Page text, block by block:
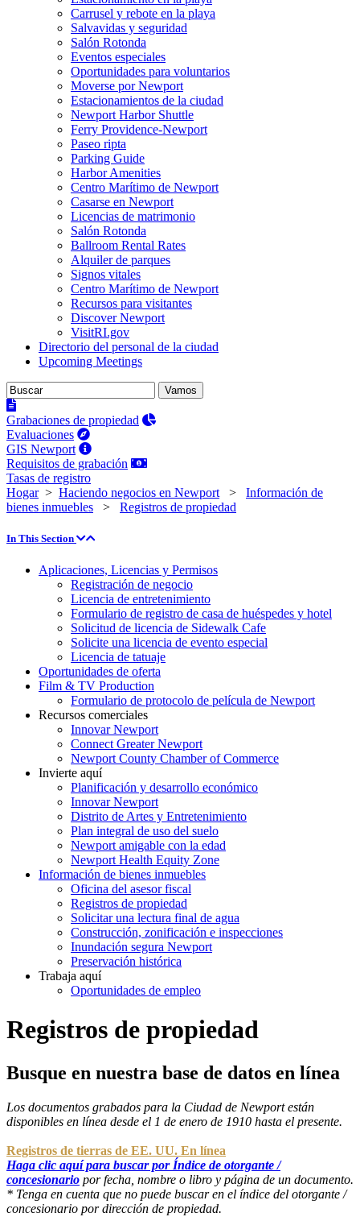
Carrusel y rebote en la playa
Salvavidas y seguridad
Salón Rotonda
Eventos especiales
Oportunidades para voluntarios
Moverse por Newport
Estacionamientos de la ciudad
Newport Harbor Shuttle
Ferry Providence-Newport
Paseo ripta
Parking Guide
Harbor Amenities
Centro Marítimo de Newport
Casarse en Newport
Licencias de matrimonio
Salón Rotonda
Ballroom Rental Rates
Alquiler de parques
Signos vitales
Centro Marítimo de Newport
Recursos para visitantes
Discover Newport
VisitRI.gov
Directorio del personal de la ciudad
Upcoming Meetings
Grabaciones de propiedad
Evaluaciones
GIS Newport
Requisitos de grabación
Tasas de registro
Hogar> Haciendo negocios en Newport > Información de
bienes inmuebles > Registros de propiedad
In This Section
Aplicaciones, Licencias y Permisos
Registración de negocio
Licencia de entretenimiento
Formulario de registro de casa de huéspedes y hotel
Solicitud de licencia de Sidewalk Cafe
Solicite una licencia de evento especial
Licencia de tatuaje
Oportunidades de oferta
Film & TV Production
Formulario de protocolo de película de Newport
Recursos comerciales
Innovar Newport
Connect Greater Newport
Newport County Chamber of Commerce
Invierte aquí
Planificación y desarrollo económico
Innovar Newport
Distrito de Artes y Entretenimiento
Plan integral de uso del suelo
Newport amigable con la edad
Newport Health Equity Zone
Información de bienes inmuebles
Oficina del asesor fiscal
Registros de propiedad
Solicitar una lectura final de agua
Construcción, zonificación e inspecciones
Inundación segura Newport
Preservación histórica
Trabaja aquí
Oportunidades de empleo
Registros de propiedad
Busque en nuestra base de datos en línea
Los documentos grabados para la Ciudad de Newport están
disponibles en línea desde el 1 de enero de 1910 hasta el presente.
Registros de tierras de EE. UU. En línea
Haga clic aquí para buscar por Índice de otorgante /
concesionario por fecha, nombre o libro y página de un documento.
* Tenga en cuenta que no puede buscar en el índice del otorgante /
concesionario por dirección de propiedad.